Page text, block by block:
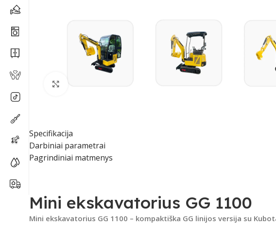
Specifikacija
Darbiniai parametrai
Pagrindiniai matmenys
Mini ekskavatorius GG 1100
Mini ekskavatorius GG 1100 – kompaktiška GG linijos versija su